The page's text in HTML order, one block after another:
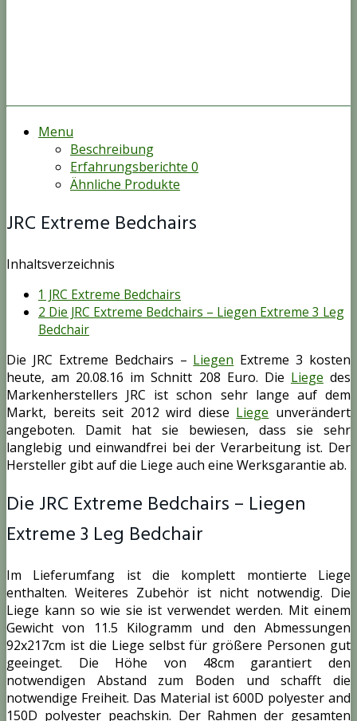
Menu
Beschreibung
Erfahrungsberichte 0
Ähnliche Produkte
JRC Extreme Bedchairs
Inhaltsverzeichnis
1 JRC Extreme Bedchairs
2 Die JRC Extreme Bedchairs – Liegen Extreme 3 Leg
Bedchair
Die JRC Extreme Bedchairs – Liegen Extreme 3 kosten
heute, am 20.08.16 im Schnitt 208 Euro. Die Liege des
Markenherstellers JRC ist schon sehr lange auf dem
Markt, bereits seit 2012 wird diese Liege unverändert
angeboten. Damit hat sie bewiesen, dass sie sehr
langlebig und einwandfrei bei der Verarbeitung ist. Der
Hersteller gibt auf die Liege auch eine Werksgarantie ab.
Die JRC Extreme Bedchairs – Liegen
Extreme 3 Leg Bedchair
Im Lieferumfang ist die komplett montierte Liege
enthalten. Weiteres Zubehör ist nicht notwendig. Die
Liege kann so wie sie ist verwendet werden. Mit einem
Gewicht von 11.5 Kilogramm und den Abmessungen
92x217cm ist die Liege selbst für größere Personen gut
geeinget. Die Höhe von 48cm garantiert den
notwendigen Abstand zum Boden und schafft die
notwendige Freiheit. Das Material ist 600D polyester and
150D polyester peachskin. Der Rahmen der gesamten